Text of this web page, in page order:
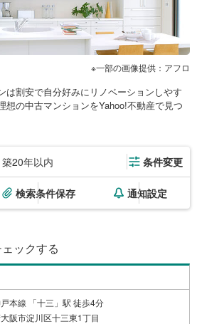
一部の画像提供：アフロ
は割安で自分好みにリノベーションしやす
想の中古マンションをYahoo!不動産で見つ
20年以内 条件変更
検索条件保存 通知設定
ックする
本線 「十三」駅 徒歩4分
阪市淀川区十三東1丁目